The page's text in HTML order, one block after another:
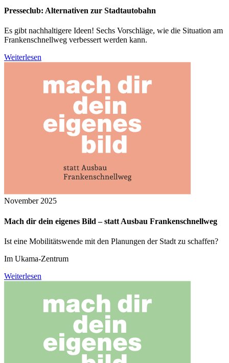
Presseclub: Alternativen zur Stadtautobahn
Es gibt nachhaltigere Ideen! Sechs Vorschläge, wie die Situation am
Frankenschnellweg verbessert werden kann.
Weiterlesen
November 2025
Mach dir dein eigenes Bild – statt Ausbau Frankenschnellweg
Ist eine Mobilitätswende mit den Planungen der Stadt zu schaffen?
Im Ukama-Zentrum
Weiterlesen